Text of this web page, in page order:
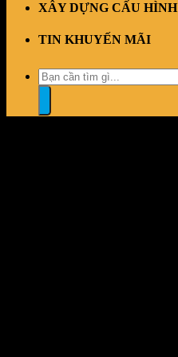
XÂY DỰNG CẤU HÌNH
TIN KHUYẾN MÃI
Tìm
kiếm: